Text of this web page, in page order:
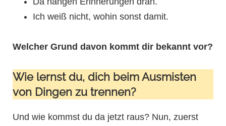
Ich weiß nicht, wohin sonst damit.
Welcher Grund davon kommt dir bekannt vor?
Wie lernst du, dich beim Ausmisten
von Dingen zu trennen?
Und wie kommst du da jetzt raus? Nun, zuerst